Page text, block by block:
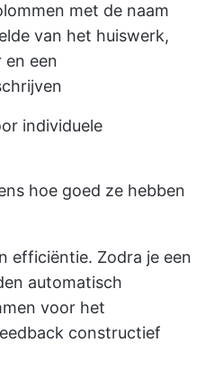
met de naam
van het huiswerk,
en een
individuele
hoe goed ze hebben
efficiëntie. Zodra je een
automatisch
voor het
constructief